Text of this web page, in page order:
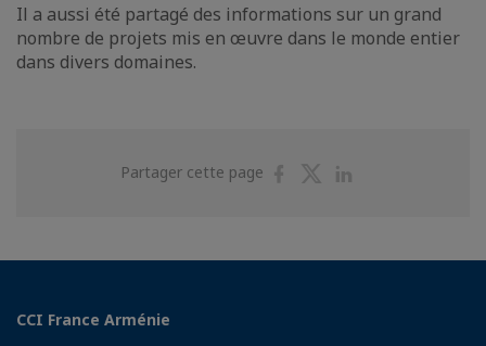
Il a aussi été partagé des informations sur un grand
nombre de projets mis en œuvre dans le monde entier
dans divers domaines.
Partager cette page
PartagerPartager
CCI France Arménie